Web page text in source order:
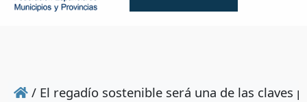
/ El regadío sostenible será una de las